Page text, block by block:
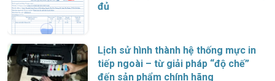
đủ
Lịch sử hình thành hệ thống mực in
tiếp ngoài – từ giải pháp “độ chế”
đến sản phẩm chính hãng